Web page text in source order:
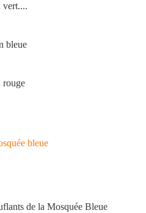
vert....
bleue
rouge
bleue
de la Mosquée Bleue